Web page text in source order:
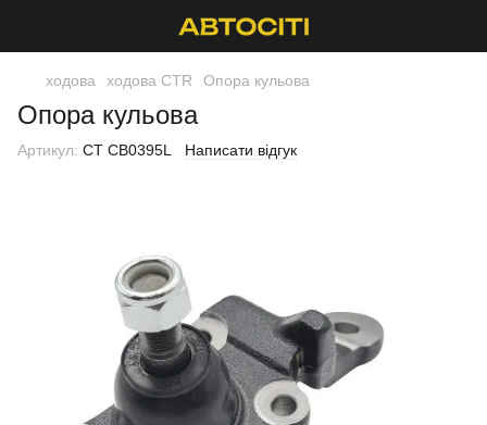
ходова ходова CTR Опора кульова
Опора кульова
Артикул: CT CB0395L Написати відгук